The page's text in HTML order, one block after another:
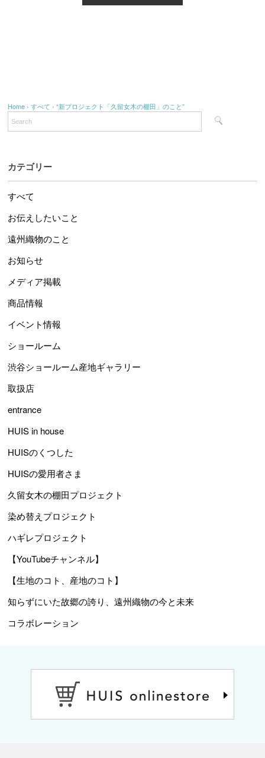
Home ›すべて ›“新プロジェクト「久留女木の棚田」のこと”
カテゴリー
すべて
お伝えしたいこと
遠州織物のこと
お知らせ
メディア掲載
商品情報
イベント情報
ショールーム
渋谷ショールーム産地ギャラリー
取扱店
entrance
HUIS in house
HUISのくつした
HUISの愛用者さま
久留女木の棚田プロジェクト
染め替えプロジェクト
ハギレプロジェクト
【YouTubeチャンネル】
【生地のコト、産地のコト】
知らずにいた故郷の誇り、遠州織物の今と未来
コラボレーション